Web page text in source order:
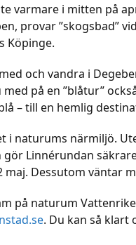
varmare i mitten på
provar ”skogsbad”
Köpinge.
och vandra i
med på en ”blåtur”
– till en hemlig
i naturums närmiljö.
gör Linnérundan
maj. Dessutom väntar
på naturum
. Du kan så klart